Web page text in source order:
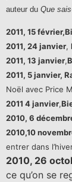
auteur du Que
2011, 15
2011, 24 janvier,
2011, 13 janvier,
2011, 5 janvier,
Noël avec Price
2011 4 janvier,
2010, 6
2010,10
entrer dans
2010, 26
ce qu’on se